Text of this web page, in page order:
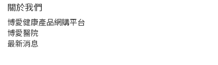
關於我們‎
博愛健康產品網購平台
博愛醫院
最新消息